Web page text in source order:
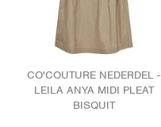
CO'COUTURE NEDERDEL -
LEILA ANYA MIDI PLEAT
BISQUIT